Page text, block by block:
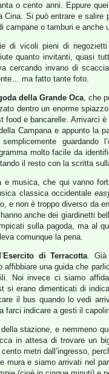
o cento anni. Eppure
Cina. Si può entrare e
campane o tamburi e
di vicoli pieni di
quanto invitanti, quasi
cercando invano di
ma fatto tante foto.
della Grande Oca, che
dentro un enorme
food e bancarelle. Arrivarci
Campana e appunto la
guardando
molto facile da
il resto con la scritta
e musica, che qui vanno
classica occidentale
e non è troppo diverso da
anche dei giardinetti
sulla pagoda, ma al
comunque la pena.
Esercito di Terracotta. Già
affibbiare una guida che
Noi invece ci siamo
si erano dimenticati di
il bus quando lo vedi
farci indicare a gesti il
stazione, e nemmeno
in attesa di trovare un
metri dall’ingresso,
mura e siamo arrivati nel